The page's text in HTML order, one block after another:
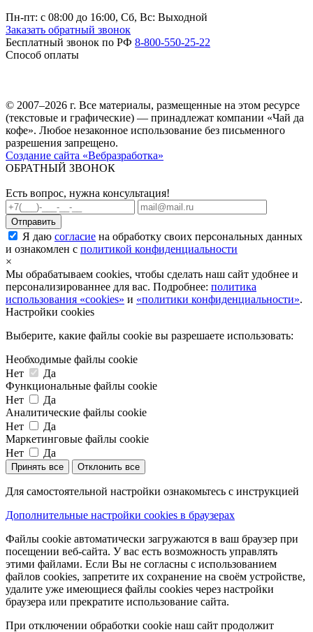
Пн-пт: c 08:00 до 16:00, Сб, Вс: Выходной
Заказать обратный звонок
Бесплатный звонок по РФ 8-800-550-25-22
Способ оплаты
© 2007–2026 г. Все материалы, размещенные на этом ресурсе
(текстовые и графические) — принадлежат компании «Чай да
кофе». Любое незаконное использование без письменного
разрешения запрещено.
Создание сайта «Вебразработка»
ОБРАТНЫЙ ЗВОНОК
Есть вопрос, нужна консультация!
Я даю согласие на обработку своих персональных данных
и ознакомлен с политикой конфиденциальности
×
Мы обрабатываем cookies, чтобы сделать наш сайт удобнее и
персонализированнее для вас. Подробнее: политика
использования «cookies» и «политики конфиденциальности».
Настройки cookies
Выберите, какие файлы cookie вы разрешаете использовать:
Необходимые файлы cookie
Нет
Да
Функциональные файлы cookie
Нет
Да
Аналитические файлы cookie
Нет
Да
Маркетинговые файлы cookie
Нет
Да
Принять все Отклонить все
Для самостоятельной настройки ознакомьтесь с инструкцией
Дополнительные настройки cookies в браузерах
Файлы cookie автоматически загружаются в ваш браузер при
посещении веб-сайта. У вас есть возможность управлять
этими файлами. Если Вы не согласны с использованием
файлов cookies, запретите их сохранение на своём устройстве,
удалите уже имеющиеся файлы cookies через настройки
браузера или прекратите использование сайта.
При отключении обработки cookie наш сайт продолжит